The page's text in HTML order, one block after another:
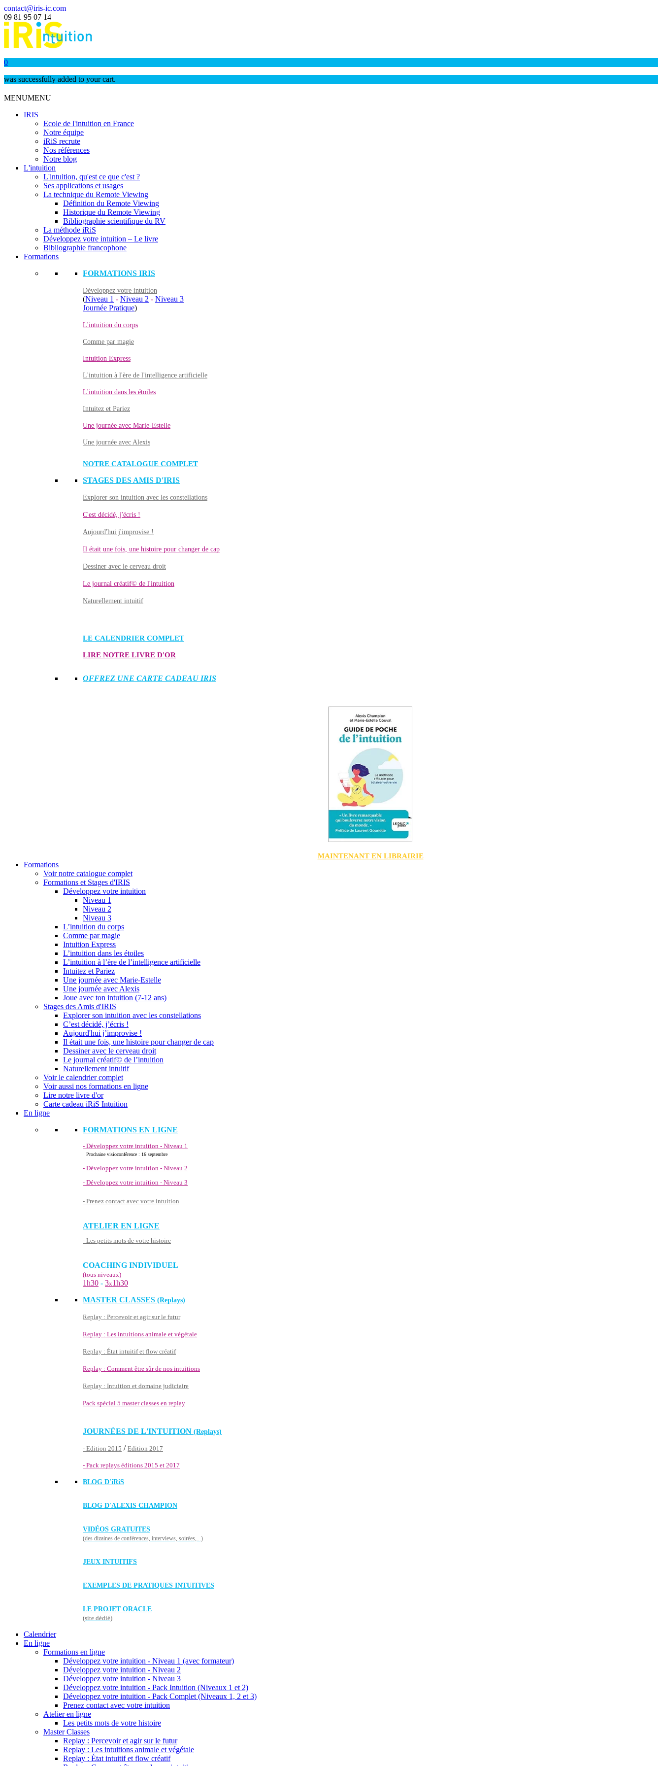
contact@iris-ic.com
09 81 95 07 14
0
was successfully added to your cart.
MENUMENU
IRIS
Ecole de l'intuition en France
Notre équipe
iRiS recrute
Nos références
Notre blog
L'intuition
L'intuition, qu'est ce que c'est ?
Ses applications et usages
La technique du Remote Viewing
Définition du Remote Viewing
Historique du Remote Viewing
Bibliographie scientifique du RV
La méthode iRiS
Développez votre intuition – Le livre
Bibliographie francophone
Formations
FORMATIONS IRIS
Développez votre intuition
(Niveau 1 - Niveau 2 - Niveau 3
Journée Pratique)
L'intuition du corps
Comme par magie
Intuition Express
L'intuition à l'ère de l'intelligence artificielle
L'intuition dans les étoiles
Intuitez et Pariez
Une journée avec Marie-Estelle
Une journée avec Alexis
NOTRE CATALOGUE COMPLET
STAGES DES AMIS D'IRIS
Explorer son intuition avec les constellations
C'est décidé, j'écris !
Aujourd'hui j'improvise !
Il était une fois, une histoire pour changer de cap
Dessiner avec le cerveau droit
Le journal créatif© de l'intuition
Naturellement intuitif
LE CALENDRIER COMPLET
LIRE NOTRE LIVRE D'OR
OFFREZ UNE CARTE CADEAU IRIS
MAINTENANT EN LIBRAIRIE
Formations
Voir notre catalogue complet
Formations et Stages d'IRIS
Développez votre intuition
Niveau 1
Niveau 2
Niveau 3
L’intuition du corps
Comme par magie
Intuition Express
L’intuition dans les étoiles
L’intuition à l’ère de l’intelligence artificielle
Intuitez et Pariez
Une journée avec Marie-Estelle
Une journée avec Alexis
Joue avec ton intuition (7-12 ans)
Stages des Amis d'IRIS
Explorer son intuition avec les constellations
C’est décidé, j’écris !
Aujourd'hui j’improvise !
Il était une fois, une histoire pour changer de cap
Dessiner avec le cerveau droit
Le journal créatif© de l’intuition
Naturellement intuitif
Voir le calendrier complet
Voir aussi nos formations en ligne
Lire notre livre d'or
Carte cadeau iRiS Intuition
En ligne
FORMATIONS EN LIGNE
- Développez votre intuition - Niveau 1
Prochaine visioconférence : 16 septembre
- Développez votre intuition - Niveau 2
- Développez votre intuition - Niveau 3
- Prenez contact avec votre intuition
ATELIER EN LIGNE
- Les petits mots de votre histoire
COACHING INDIVIDUEL
(tous niveaux)
1h30 - 3x1h30
MASTER CLASSES (Replays)
Replay : Percevoir et agir sur le futur
Replay : Les intuitions animale et végétale
Replay : État intuitif et flow créatif
Replay : Comment être sûr de nos intuitions
Replay : Intuition et domaine judiciaire
Pack spécial 5 master classes en replay
JOURNÉES DE L'INTUITION (Replays)
- Edition 2015 / Edition 2017
- Pack replays éditions 2015 et 2017
BLOG D'iRiS
BLOG D'ALEXIS CHAMPION
VIDÉOS GRATUITES
(des dizaines de conférences, interviews, soirées,...)
JEUX INTUITIFS
EXEMPLES DE PRATIQUES INTUITIVES
LE PROJET ORACLE
(site dédié)
Calendrier
En ligne
Formations en ligne
Développez votre intuition - Niveau 1 (avec formateur)
Développez votre intuition - Niveau 2
Développez votre intuition - Niveau 3
Développez votre intuition - Pack Intuition (Niveaux 1 et 2)
Développez votre intuition - Pack Complet (Niveaux 1, 2 et 3)
Prenez contact avec votre intuition
Atelier en ligne
Les petits mots de votre histoire
Master Classes
Replay : Percevoir et agir sur le futur
Replay : Les intuitions animale et végétale
Replay : État intuitif et flow créatif